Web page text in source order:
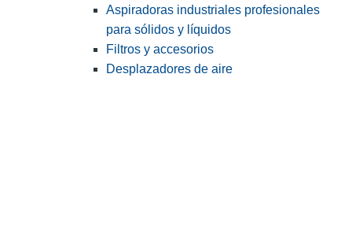
Aspiradoras industriales profesionales
para sólidos y líquidos
Filtros y accesorios
Desplazadores de aire